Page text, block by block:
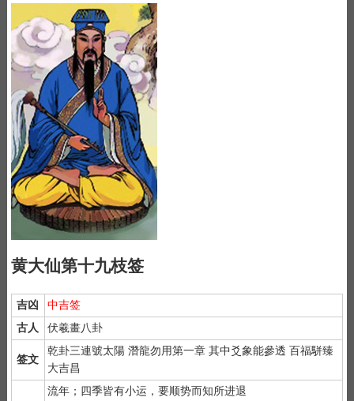
黄大仙第十九枝签
吉凶
中吉签
古人
伏羲畫八卦
签文
乾卦三連號太陽 潛龍勿用第一章 其中爻象能參透 百福駢臻
大吉昌
流年；四季皆有小运，要顺势而知所进退